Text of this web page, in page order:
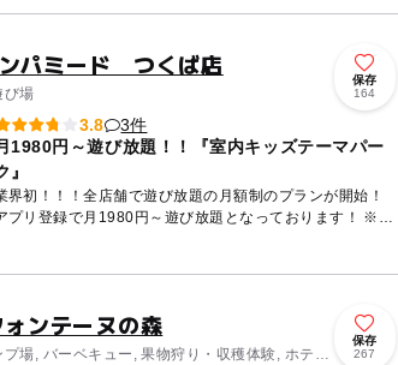
パミード つくば店
び場
保存
164
3.8
3件
1980円～遊び放題！！『室内キッズテーマパー
』
界初！！！全店舗で遊び放題の月額制のプランが開始！
プリ登録で月1980円～遊び放題となっております！ ※オ
ンテーヌの森
場, バーベキュー, 果物狩り・収穫体験, ホテ
保存
267